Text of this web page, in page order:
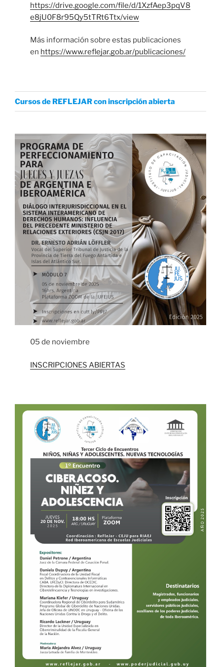
https://drive.google.com/file/d/1XzfAep3pqV8
e8jU0F8r95Qy5tTRt6Ttx/view
Más información sobre estas publicaciones
en https://www.reflejar.gob.ar/publicaciones/
Cursos de REFLEJAR con inscripción abierta
05 de noviembre
INSCRIPCIONES ABIERTAS